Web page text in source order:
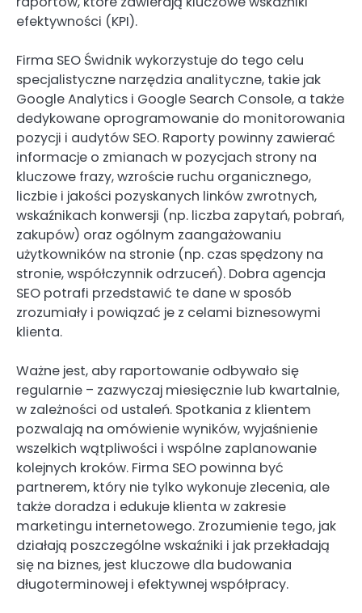
efektywności (KPI).
Firma SEO Świdnik wykorzystuje do tego celu
specjalistyczne narzędzia analityczne, takie jak
Google Analytics i Google Search Console, a także
dedykowane oprogramowanie do monitorowania
pozycji i audytów SEO. Raporty powinny zawierać
informacje o zmianach w pozycjach strony na
kluczowe frazy, wzroście ruchu organicznego,
liczbie i jakości pozyskanych linków zwrotnych,
wskaźnikach konwersji (np. liczba zapytań, pobrań,
zakupów) oraz ogólnym zaangażowaniu
użytkowników na stronie (np. czas spędzony na
stronie, współczynnik odrzuceń). Dobra agencja
SEO potrafi przedstawić te dane w sposób
zrozumiały i powiązać je z celami biznesowymi
klienta.
Ważne jest, aby raportowanie odbywało się
regularnie – zazwyczaj miesięcznie lub kwartalnie,
w zależności od ustaleń. Spotkania z klientem
pozwalają na omówienie wyników, wyjaśnienie
wszelkich wątpliwości i wspólne zaplanowanie
kolejnych kroków. Firma SEO powinna być
partnerem, który nie tylko wykonuje zlecenia, ale
także doradza i edukuje klienta w zakresie
marketingu internetowego. Zrozumienie tego, jak
działają poszczególne wskaźniki i jak przekładają
się na biznes, jest kluczowe dla budowania
długoterminowej i efektywnej współpracy.